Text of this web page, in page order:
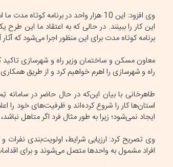
وی افزود: این 10 هزار واحد در
برنامه کوتاه مدت برای این منظور اجرا می‌شود که
معاون مسکن و ساختمان وزیر راه و شهرسازی
راه و شهرسازی را اهرم خواهیم کرد و از طریق
طاهرخانی با بیان این‌که در حال حاضر در
استان‌ها کار را شروع کرده‌اند و ظرفیت‌های خود را
ایجاد نمی‌شود؛ زیرا به طور مثال فرد اگر متاهل
وی تصریح کرد: ارزیابی شرایط، اولویت‌بندی
افراد مشمول به واحدها متصل می‌شوند و برای